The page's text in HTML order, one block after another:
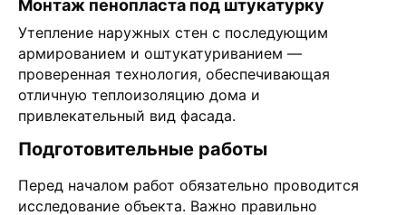
Монтаж пенопласта под штукатурку
Утепление наружных стен с последующим
армированием и оштукатуриванием —
проверенная технология, обеспечивающая
отличную теплоизоляцию дома и
привлекательный вид фасада.
Подготовительные работы
Перед началом работ обязательно проводится
исследование объекта. Важно правильно